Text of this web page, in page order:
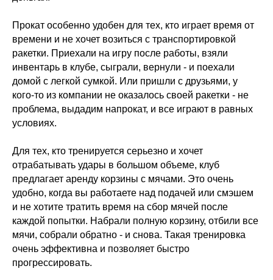
Прокат особенно удобен для тех, кто играет время от
времени и не хочет возиться с транспортировкой
ракетки. Приехали на игру после работы, взяли
инвентарь в клубе, сыграли, вернули - и поехали
домой с легкой сумкой. Или пришли с друзьями, у
кого-то из компании не оказалось своей ракетки - не
проблема, выдадим напрокат, и все играют в равных
условиях.
Для тех, кто тренируется серьезно и хочет
отрабатывать удары в большом объеме, клуб
предлагает аренду корзины с мячами. Это очень
удобно, когда вы работаете над подачей или смэшем
и не хотите тратить время на сбор мячей после
каждой попытки. Набрали полную корзину, отбили все
мячи, собрали обратно - и снова. Такая тренировка
очень эффективна и позволяет быстро
прогрессировать.